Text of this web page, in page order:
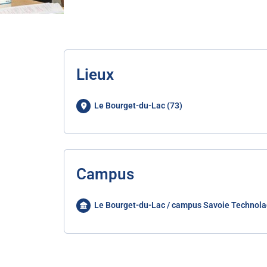
Lieux
Le Bourget-du-Lac (73)
Campus
Le Bourget-du-Lac / campus Savoie